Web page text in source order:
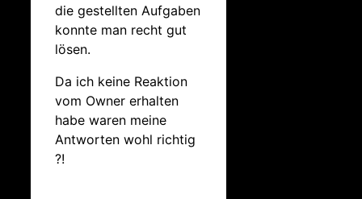
die gestellten Aufgaben
konnte man recht gut
lösen.
Da ich keine Reaktion
vom Owner erhalten
habe waren meine
Antworten wohl richtig
?!